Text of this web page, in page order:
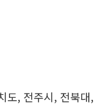
도, 전주시, 전북대,